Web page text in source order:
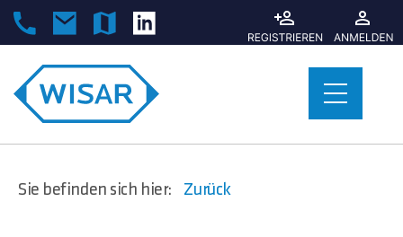
Sie befinden sich hier: Zurück